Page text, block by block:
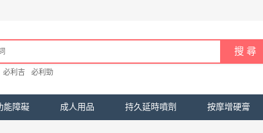
必利吉 必利勁
能障礙 成人用品 持久延時噴劑 按摩增硬膏